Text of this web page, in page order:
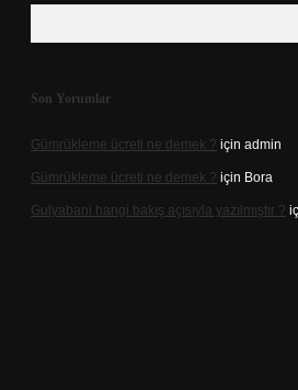
Son Yorumlar
Gümrükleme ücreti ne demek ? için admin
Gümrükleme ücreti ne demek ? için Bora
Gulyabani hangi bakış açısıyla yazılmıştır ?